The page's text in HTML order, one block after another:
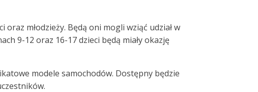
młodzieży. Będą oni mogli wziąć udział w
9-12 oraz 16-17 dzieci będą miały okazję
modele samochodów. Dostępny będzie